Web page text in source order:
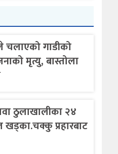
चलाएको गाडीको
मृत्यु, बास्तोला
ठुलाखालीका २४
खड्का.चक्कु प्रहारबाट